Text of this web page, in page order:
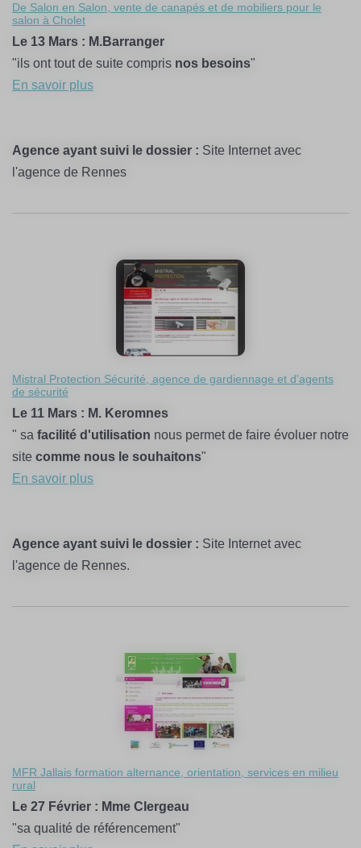
De Salon en Salon, vente de canapés et de mobiliers pour le
salon à Cholet
Le 13 Mars : M.Barranger
"ils ont tout de suite compris nos besoins"
En savoir plus
Agence ayant suivi le dossier : Site Internet avec
l'agence de Rennes
Mistral Protection Sécurité, agence de gardiennage et d'agents
de sécurité
Le 11 Mars : M. Keromnes
" sa facilité d'utilisation nous permet de faire évoluer notre
site comme nous le souhaitons"
En savoir plus
Agence ayant suivi le dossier : Site Internet avec
l'agence de Rennes.
MFR Jallais formation alternance, orientation, services en milieu
rural
Le 27 Février : Mme Clergeau
"sa qualité de référencement"